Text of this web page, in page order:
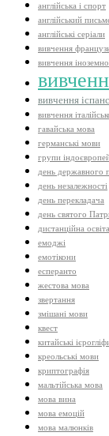
англійська і спорт
англійський
англійські серіали
вивчення
вивчення
вивчення
вивчення
гавайська мова
германські мови
групи
день державного
день незалежності
день перекладача
день святого
дистанційна освіта
емоджі
емотікони
есперанто
жестова мова
звертання
змішані мови
квест
китайські
креольські мови
криптографія
мальтійська мова
мова вина
мова емоцій
мова малюнків